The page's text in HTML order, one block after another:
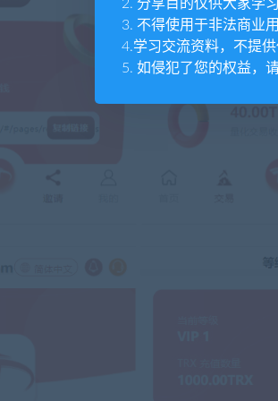
2. 分享目的仅供大家学
3. 不得使用于非法商业
4.学习交流资料，不提
5. 如侵犯了您的权益，